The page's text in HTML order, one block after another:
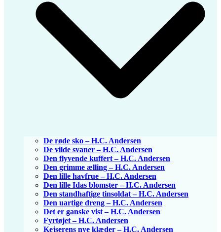
De røde sko – H.C. Andersen
De vilde svaner – H.C. Andersen
Den flyvende kuffert – H.C. Andersen
Den grimme ælling – H.C. Andersen
Den lille havfrue – H.C. Andersen
Den lille Idas blomster – H.C. Andersen
Den standhaftige tinsoldat – H.C. Andersen
Den uartige dreng – H.C. Andersen
Det er ganske vist – H.C. Andersen
Fyrtøjet – H.C. Andersen
Kejserens nye klæder – H.C. Andersen